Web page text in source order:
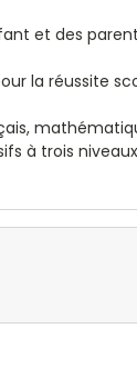
et des
la réussite
à trois